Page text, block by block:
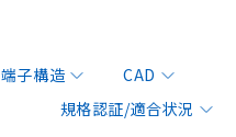
端子構造
CAD
規格認証/適合状況